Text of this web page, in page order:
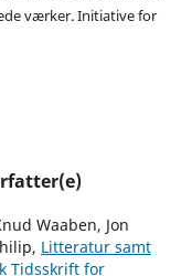
værker. Initiative for
Waaben, Jon
Litteratur samt
Tidsskrift for